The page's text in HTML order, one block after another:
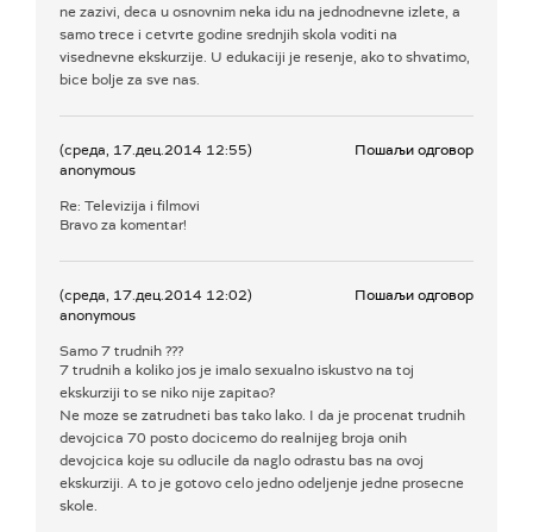
ne zazivi, deca u osnovnim neka idu na jednodnevne izlete, a
samo trece i cetvrte godine srednjih skola voditi na
visednevne ekskurzije. U edukaciji je resenje, ako to shvatimo,
bice bolje za sve nas.
(среда, 17.дец.2014 12:55)
anonymous
Пошаљи одговор
Re: Televizija i filmovi
Bravo za komentar!
(среда, 17.дец.2014 12:02)
anonymous
Пошаљи одговор
Samo 7 trudnih ???
7 trudnih a koliko jos je imalo sexualno iskustvo na toj
ekskurziji to se niko nije zapitao?
Ne moze se zatrudneti bas tako lako. I da je procenat trudnih
devojcica 70 posto docicemo do realnijeg broja onih
devojcica koje su odlucile da naglo odrastu bas na ovoj
ekskurziji. A to je gotovo celo jedno odeljenje jedne prosecne
skole.